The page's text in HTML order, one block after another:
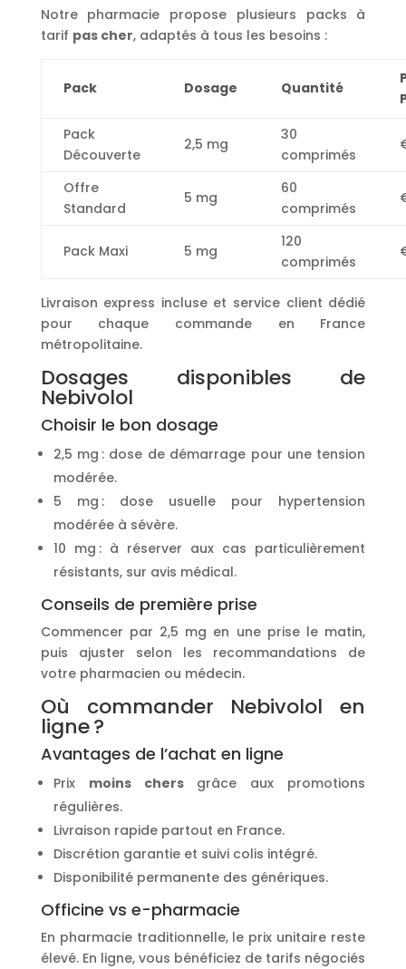
Notre pharmacie propose plusieurs packs à
tarif pas cher, adaptés à tous les besoins :
Pack Dosage Quantité
Pack
Découverte
2,5 mg
30
comprimés
Offre
Standard
5 mg
60
comprimés
Pack Maxi 5 mg
120
comprimés
Livraison express incluse et service client dédié
pour chaque commande en France
métropolitaine.
Dosages disponibles de
Nebivolol
Choisir le bon dosage
2,5 mg : dose de démarrage pour une tension
modérée.
5 mg : dose usuelle pour hypertension
modérée à sévère.
10 mg : à réserver aux cas particulièrement
résistants, sur avis médical.
Conseils de première prise
Commencer par 2,5 mg en une prise le matin,
puis ajuster selon les recommandations de
votre pharmacien ou médecin.
Où commander Nebivolol en
ligne ?
Avantages de l’achat en ligne
Prix moins chersgrâce aux promotions
régulières.
Livraison rapide partout en France.
Discrétion garantie et suivi colis intégré.
Disponibilité permanente des génériques.
Officine vs e-pharmacie
En pharmacie traditionnelle, le prix unitaire reste
élevé. En ligne, vous bénéficiez de tarifs négociés